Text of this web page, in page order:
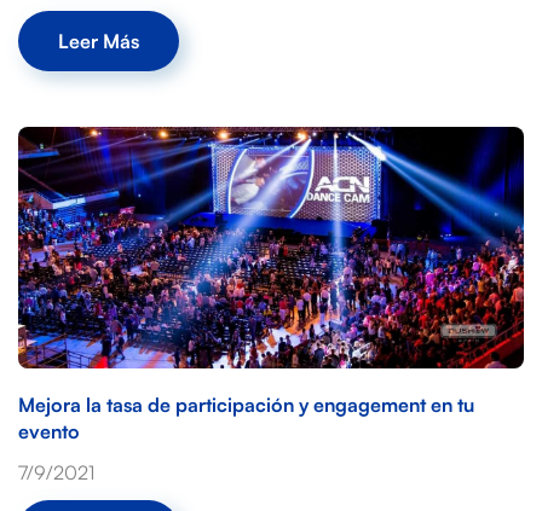
Leer Más
Mejora la tasa de participación y engagement en tu
evento
7/9/2021